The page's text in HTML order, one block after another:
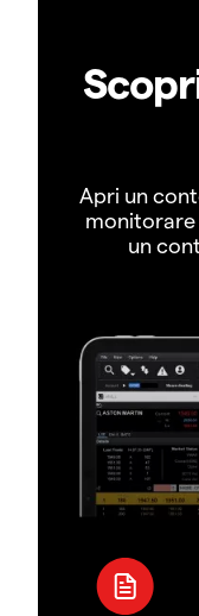
Apri un
monitorare
un